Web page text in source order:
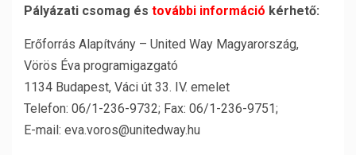
Pályázati csomag és további információ kérhető:
Erőforrás Alapítvány – United Way Magyarország,
Vörös Éva programigazgató
1134 Budapest, Váci út 33. IV. emelet
Telefon: 06/1-236-9732; Fax: 06/1-236-9751;
E-mail: eva.voros@unitedway.hu